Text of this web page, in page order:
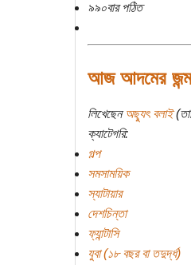
৯৯০বার পঠিত
আজ আদমের
লিখেছেনঅছ্যুৎ বলাই
ক্যাটেগরি:
গল্প
সমসাময়িক
স্যাটায়ার
দেশচিন্তা
ফ্যান্টাসি
যুবা (১৮ বছর বা তদুর্দ্ধ)